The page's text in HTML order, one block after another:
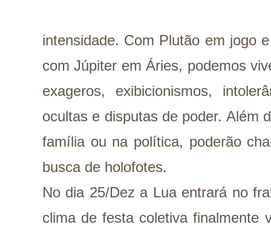
intensidade. Com Plutão em jogo
com Júpiter em Áries, podemos
exageros, exibicionismos,
ocultas e disputas de poder. Além
família ou na política, poderão
busca de holofotes.
No dia 25/Dez a Lua entrará no
clima de festa coletiva finalmente